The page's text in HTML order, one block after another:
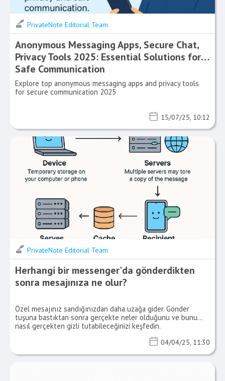
PrivateNote Editorial Team
Anonymous Messaging Apps, Secure Chat,
Privacy Tools 2025: Essential Solutions for
Safe Communication
Explore top anonymous messaging apps and privacy tools
for secure communication 2025
15/07/25, 10:12
PrivateNote Editorial Team
Herhangi bir messenger'da gönderdikten
sonra mesajınıza ne olur?
Özel mesajınız sandığınızdan daha uzağa gider. Gönder
tuşuna bastıktan sonra gerçekte neler olduğunu ve bunu
nasıl gerçekten gizli tutabileceğinizi keşfedin.
04/04/25, 11:30